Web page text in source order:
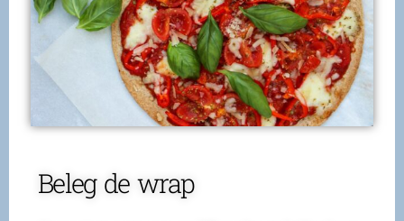
Beleg de wrap